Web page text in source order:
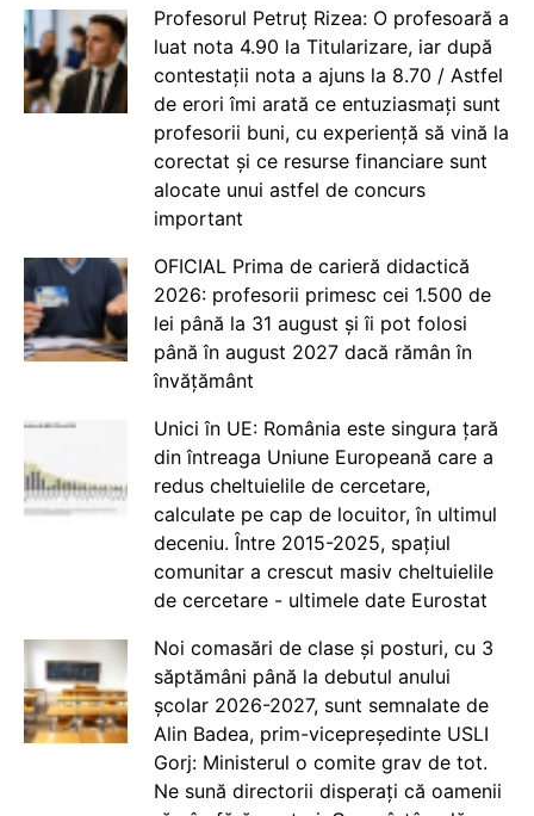
Profesorul Petruț Rizea: O profesoară a
luat nota 4.90 la Titularizare, iar după
contestații nota a ajuns la 8.70 / Astfel
de erori îmi arată ce entuziasmați sunt
profesorii buni, cu experiență să vină la
corectat și ce resurse financiare sunt
alocate unui astfel de concurs
important
OFICIAL Prima de carieră didactică
2026: profesorii primesc cei 1.500 de
lei până la 31 august și îi pot folosi
până în august 2027 dacă rămân în
învățământ
Unici în UE: România este singura țară
din întreaga Uniune Europeană care a
redus cheltuielile de cercetare,
calculate pe cap de locuitor, în ultimul
deceniu. Între 2015-2025, spațiul
comunitar a crescut masiv cheltuielile
de cercetare - ultimele date Eurostat
Noi comasări de clase și posturi, cu 3
săptămâni până la debutul anului
școlar 2026-2027, sunt semnalate de
Alin Badea, prim-vicepreședinte USLI
Gorj: Ministerul o comite grav de tot.
Ne sună directorii disperați că oamenii